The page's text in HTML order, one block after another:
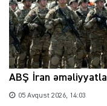
ABŞ İran
05 Avqust 2026, 14:03